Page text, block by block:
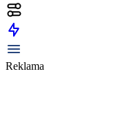
Reklama